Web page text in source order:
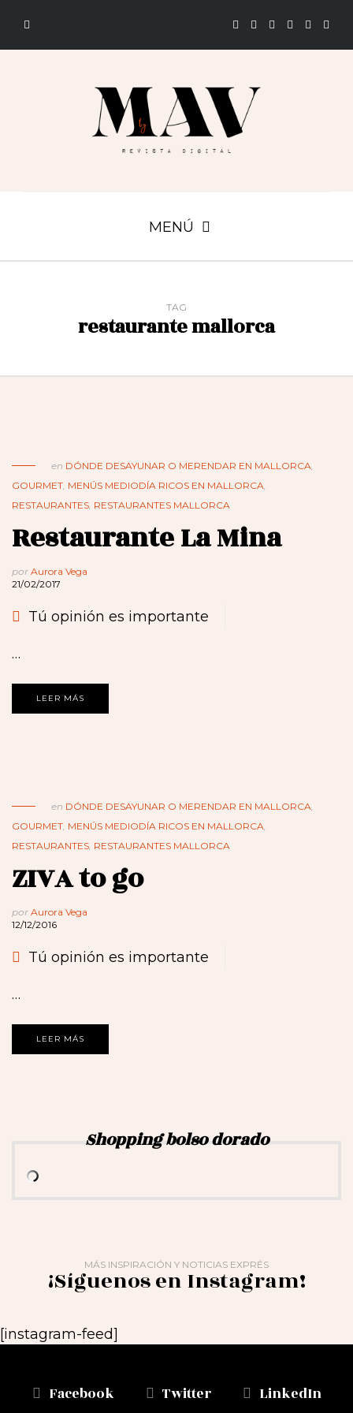
MENÚ
TAG
restaurante mallorca
en DÓNDE DESAYUNAR O MERENDAR EN MALLORCA,
GOURMET, MENÚS MEDIODÍA RICOS EN MALLORCA,
RESTAURANTES, RESTAURANTES MALLORCA
Restaurante La Mina
por Aurora Vega
21/02/2017
Tú opinión es importante
…
LEER MÁS
en DÓNDE DESAYUNAR O MERENDAR EN MALLORCA,
GOURMET, MENÚS MEDIODÍA RICOS EN MALLORCA,
RESTAURANTES, RESTAURANTES MALLORCA
ZIVA to go
por Aurora Vega
12/12/2016
Tú opinión es importante
…
LEER MÁS
Shopping bolso dorado
MÁS INSPIRACIÓN Y NOTICIAS EXPRÉS
¡Síguenos en Instagram!
[instagram-feed]
Facebook Twitter
LinkedIn